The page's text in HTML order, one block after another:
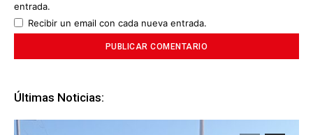
entrada.
Recibir un email con cada nueva entrada.
Últimas Noticias: